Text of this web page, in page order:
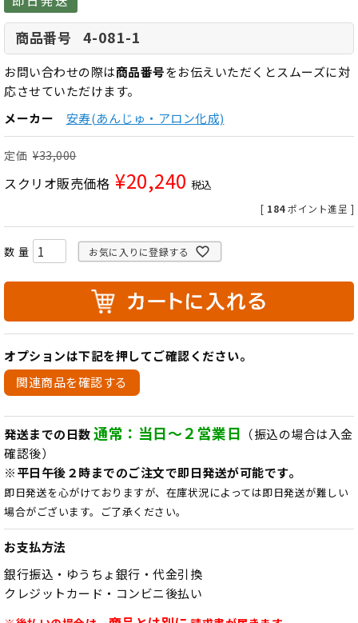
商品番号 4-081-1
お問い合わせの際は商品番号をお伝えいただくとスムーズに対
応させていただけます。
メーカー
安寿(あんじゅ・アロン化成)
定価 ¥33,000
スクリオ販売価格 ¥20,240 税込
[ 184 ポイント進呈 ]
お気に入りに登録する
オプションは下記を押してご確認ください。
関連商品を確認する
発送までの日数通常：当日～２営業日 （振込の場合は入金
確認後）
※平日午後２時までのご注文で即日発送が可能です。
即日発送を心がけておりますが、在庫状況によっては即日発送が難しい
場合がございます。ご了承ください。
お支払方法
銀行振込・ゆうちょ銀行・代金引換
クレジットカード・コンビニ後払い